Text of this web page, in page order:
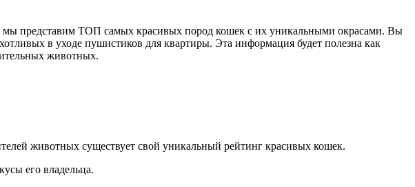
мы представим ТОП самых красивых пород кошек с их уникальными окрасами. Вы
в уходе пушистиков для квартиры. Эта информация будет полезна как
животных.
животных существует свой уникальный рейтинг красивых кошек.
его владельца.